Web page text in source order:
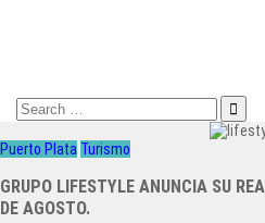
Search
for:
Puerto Plata Turismo
GRUPO LIFESTYLE ANUNCIA SU
DE AGOSTO.